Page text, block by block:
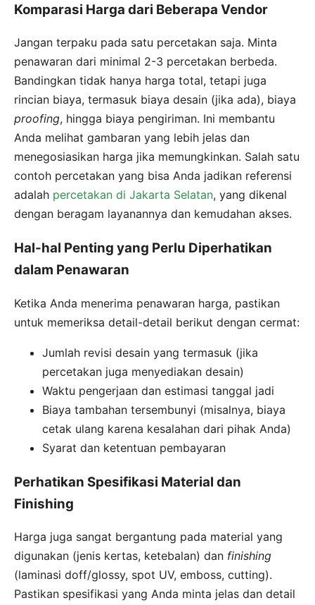
Komparasi Harga dari Beberapa Vendor
Jangan terpaku pada satu percetakan saja. Minta
penawaran dari minimal 2-3 percetakan berbeda.
Bandingkan tidak hanya harga total, tetapi juga
rincian biaya, termasuk biaya desain (jika ada), biaya
proofing, hingga biaya pengiriman. Ini membantu
Anda melihat gambaran yang lebih jelas dan
menegosiasikan harga jika memungkinkan. Salah satu
contoh percetakan yang bisa Anda jadikan referensi
adalah percetakan di Jakarta Selatan, yang dikenal
dengan beragam layanannya dan kemudahan akses.
Hal-hal Penting yang Perlu Diperhatikan
dalam Penawaran
Ketika Anda menerima penawaran harga, pastikan
untuk memeriksa detail-detail berikut dengan cermat:
Jumlah revisi desain yang termasuk (jika
percetakan juga menyediakan desain)
Waktu pengerjaan dan estimasi tanggal jadi
Biaya tambahan tersembunyi (misalnya, biaya
cetak ulang karena kesalahan dari pihak Anda)
Syarat dan ketentuan pembayaran
Perhatikan Spesifikasi Material dan
Finishing
Harga juga sangat bergantung pada material yang
digunakan (jenis kertas, ketebalan) dan finishing
(laminasi doff/glossy, spot UV, emboss, cutting).
Pastikan spesifikasi yang Anda minta jelas dan detail